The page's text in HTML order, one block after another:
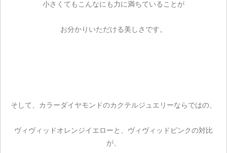
小さくてもこんなにも力に満ちていることが
お分かりいただける美しさです。
そして、カラーダイヤモンドのカクテルジュエリーならではの、
ヴィヴィッドオレンジイエローと、ヴィヴィッドピンクの対比
が、